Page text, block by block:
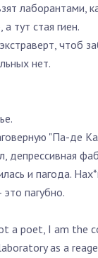
лаборантами,
тут стая гиен.
чтоб
нет.
"Па-де
депрессивная
и пагода.
пагубно.
a poet, I am the
as a